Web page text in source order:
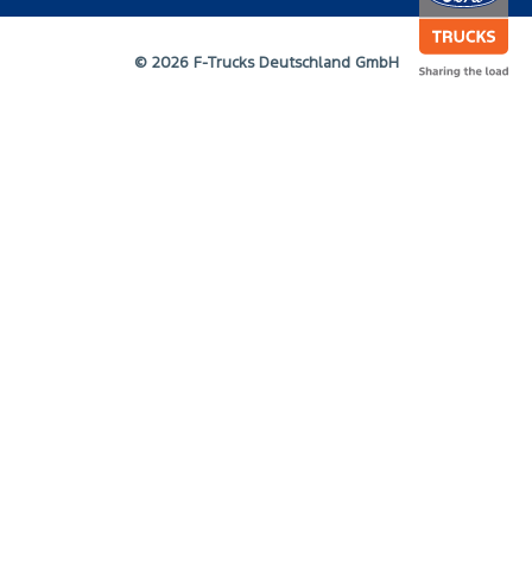
© 2026 F-Trucks Deutschland GmbH